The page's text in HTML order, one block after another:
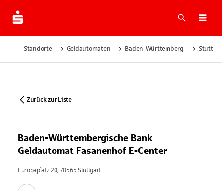
Suche
Standorte Geldautomaten Baden-Württemberg
Zurück zur Liste
Baden-Württembergische Bank
Geldautomat Fasanenhof E-Center
Europaplatz 20, 70565 Stuttgart